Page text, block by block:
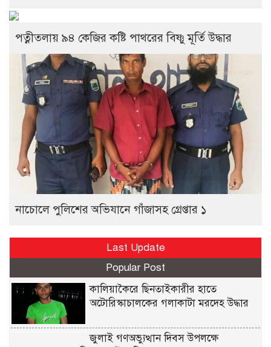
পত্নীতলায় ৯৪ কেজির কষ্টি পাথরের বিষ্ণু মূর্তি উদ্ধার
নাচোলে পুলিশের অভিযানে গাঁজাসহ গ্রেপ্তার ১
Last Update
Popular Post
কালিয়াকৈরে ছিনতাইকারীর হাতে
অটোরিস্কাচালকের গলাকাটা মরদেহ উদ্ধার
জুলাই গণঅভ্যুত্থান দিবস উপলক্ষে